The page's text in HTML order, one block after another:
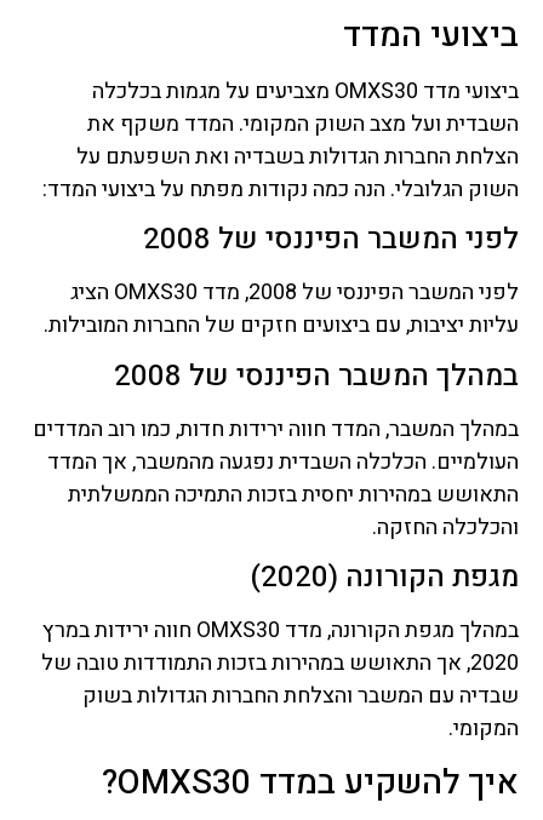
ביצועי המדד
ביצועי מדד OMXS30 מצביעים על מגמות בכלכלה
השבדית ועל מצב השוק המקומי. המדד משקף את
הצלחת החברות הגדולות בשבדיה ואת השפעתם על
השוק הגלובלי. הנה כמה נקודות מפתח על ביצועי המדד:
לפני המשבר הפיננסי של 2008
לפני המשבר הפיננסי של 2008, מדד OMXS30 הציג
עליות יציבות, עם ביצועים חזקים של החברות המובילות.
במהלך המשבר הפיננסי של 2008
במהלך המשבר, המדד חווה ירידות חדות, כמו רוב המדדים
העולמיים. הכלכלה השבדית נפגעה מהמשבר, אך המדד
התאושש במהירות יחסית בזכות התמיכה הממשלתית
והכלכלה החזקה.
מגפת הקורונה (2020)
במהלך מגפת הקורונה, מדד OMXS30 חווה ירידות במרץ
2020, אך התאושש במהירות בזכות התמודדות טובה של
שבדיה עם המשבר והצלחת החברות הגדולות בשוק
המקומי.
איך להשקיע במדד OMXS30?